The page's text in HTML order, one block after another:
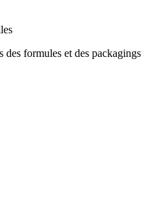
des formules et des packagings